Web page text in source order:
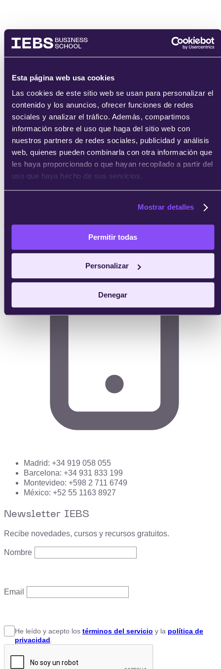
Esta página web usa cookies
Las cookies de este sitio web se usan para personalizar el
contenido y los anuncios, ofrecer funciones de redes
sociales y analizar el tráfico. Además, compartimos
información sobre el uso que haga del sitio web con
nuestros partners de redes sociales, publicidad y análisis
web, quienes pueden combinarla con otra información que
les haya proporcionado o que hayan recopilado a partir del
uso que haya hecho de sus servicios.
Mostrar detalles
Permitir todas
Personalizar
Denegar
Madrid: +34 919 058 055
Barcelona: +34 931 833 199
Montevideo: +598 2 711 6749
México: +52 55 1163 8927
Newsletter IEBS
Recibe novedades, cursos y recursos gratuitos.
Nombre
Email
He leído y acepto los términos del servicio y la política de
privacidad.